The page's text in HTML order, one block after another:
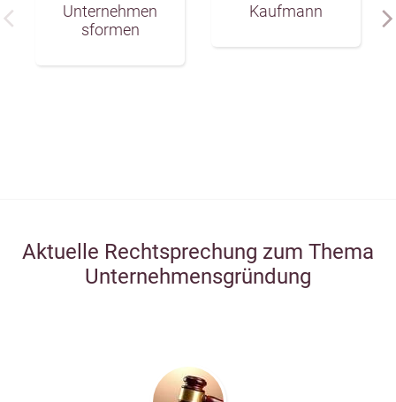
Unternehmen
sformen
Kaufmann
Aktuelle Rechtsprechung zum Thema
Unternehmensgründung